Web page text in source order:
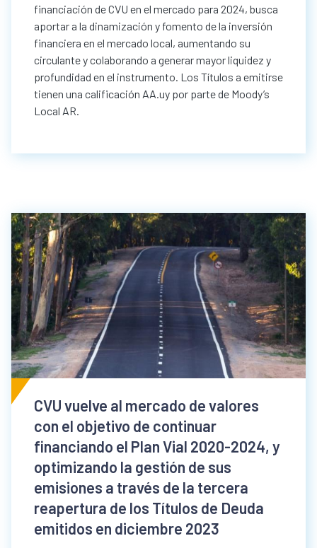
financiación de CVU en el mercado para 2024, busca
aportar a la dinamización y fomento de la inversión
financiera en el mercado local, aumentando su
circulante y colaborando a generar mayor liquidez y
profundidad en el instrumento. Los Títulos a emitirse
tienen una calificación AA.uy por parte de Moody’s
Local AR.
CVU vuelve al mercado de valores
con el objetivo de continuar
financiando el Plan Vial 2020-2024, y
optimizando la gestión de sus
emisiones a través de la tercera
reapertura de los Títulos de Deuda
emitidos en diciembre 2023